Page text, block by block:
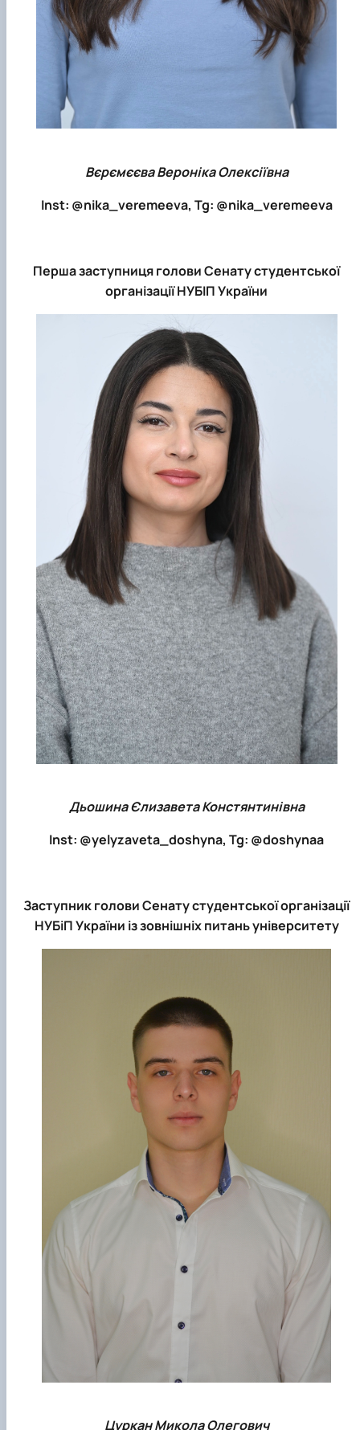
Вєрємєєва Вероніка Олексіївна
Inst: @nika_veremeeva, Tg: @nika_veremeeva
Перша заступниця голови Сенату студентської
організації НУБІП України
Дьошина Єлизавета Констянтинівна
Inst: @yelyzaveta_doshyna, Tg: @doshynaa
Заступник голови Сенату студентської організації
НУБіП України із зовнішніх питань університету
Цуркан Микола Олегович